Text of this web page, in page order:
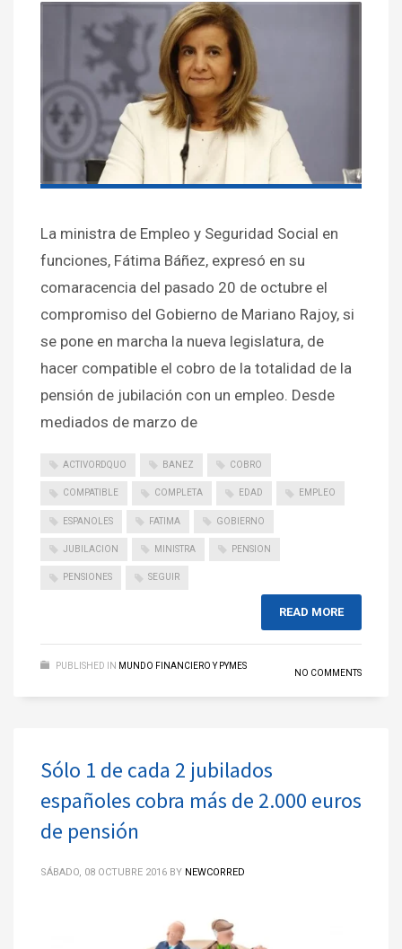
La ministra de Empleo y Seguridad Social en
funciones, Fátima Báñez, expresó en su
comaracencia del pasado 20 de octubre el
compromiso del Gobierno de Mariano Rajoy, si
se pone en marcha la nueva legislatura, de
hacer compatible el cobro de la totalidad de la
pensión de jubilación con un empleo. Desde
mediados de marzo de
ACTIVORDQUO BANEZ COBRO
COMPATIBLE COMPLETA EDAD EMPLEO
ESPANOLES FATIMA GOBIERNO
JUBILACION MINISTRA PENSION
PENSIONES SEGUIR
READ MORE
PUBLISHED IN MUNDO FINANCIERO Y PYMES
NO COMMENTS
Sólo 1 de cada 2 jubilados
españoles cobra más de 2.000 euros
de pensión
SÁBADO, 08 OCTUBRE 2016 BY NEWCORRED